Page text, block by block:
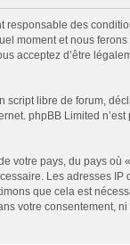
responsable des
moment et nous
acceptez d’être
script libre de forum,
phpBB Limited
votre pays, du pays où
Les adresses IP
que cela est
votre consentement,